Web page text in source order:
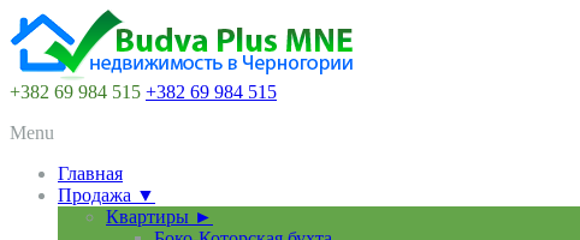
+382 69 984 515 +382 69 984 515
Menu
Главная
Продажа ▼
Квартиры ►